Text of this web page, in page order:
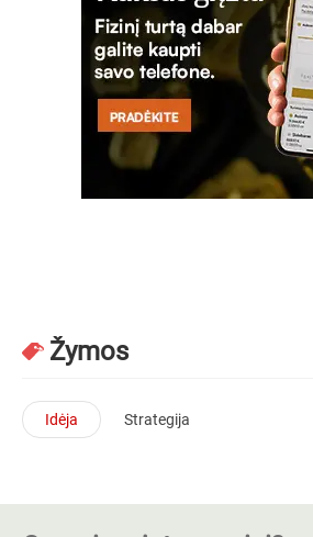
Žymos
Idėja Strategija